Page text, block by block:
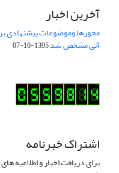
آخرین اخبار
محورها وموضوعات پیشنهادی
آتی مشخص شد1395-10-07
اشتراک خبرنامه
برای دریافت اخبار و اطلاعیه